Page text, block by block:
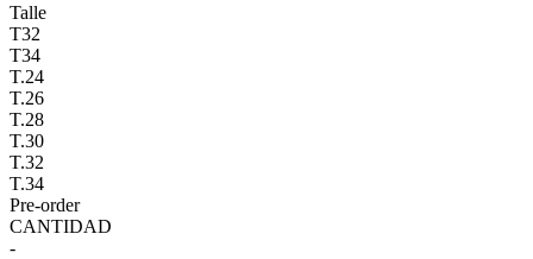
Talle
T32
T34
T.24
T.26
T.28
T.30
T.32
T.34
Pre-order
CANTIDAD
-